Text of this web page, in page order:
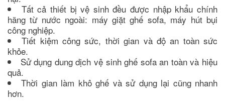
Tất cả thiết bị vệ sinh đều được nhập khẩu chính
hãng từ nước ngoài: máy giặt ghế sofa, máy hút bụi
công nghiệp.
Tiết kiệm công sức, thời gian và độ an toàn sức
khỏe.
Sử dụng dung dịch vệ sinh ghế sofa an toàn và hiệu
quả.
Thời gian làm khô ghế và sử dụng lại cũng nhanh
hơn.